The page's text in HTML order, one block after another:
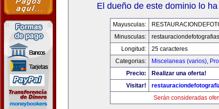
El dueño de este dominio lo
Mayusculas:
Minusculas:
Longitud:
25 caracteres
Categorias:
Miscelaneas (varios),
Precio:
Realizar una oferta!
Visitar!
Serán consideradas